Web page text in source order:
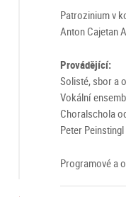
Patrozinium v
Anton Cajetan
Provádějící:
Solisté, sbor a
Vokální
Choralschola
Peter
Programové a